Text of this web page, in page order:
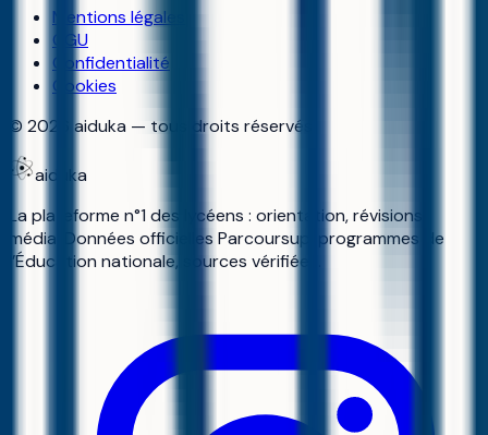
Mentions légales
CGU
Confidentialité
Cookies
© 2026 aiduka — tous droits réservés
aiduka
La plateforme n°1 des lycéens : orientation, révisions,
média. Données officielles Parcoursup, programmes de
l’Éducation nationale, sources vérifiées.